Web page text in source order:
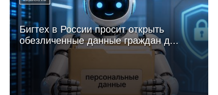
Бигтех в России просит открыть
обезличенные данные граждан д...